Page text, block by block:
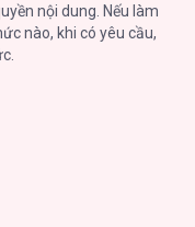
Mới Là Tất Cả
nội dung. Nếu làm
nào, khi có yêu cầu,